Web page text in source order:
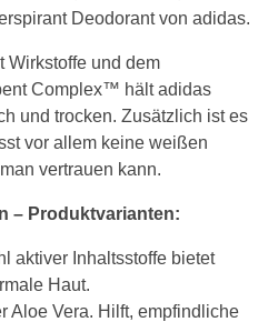
Deodorant von adidas.
Wirkstoffe und dem
Complex™ hält adidas
und trocken. Zusätzlich ist es
vor allem keine weißen
vertrauen kann.
– Produktvarianten:
aktiver Inhaltsstoffe bietet
Haut.
Aloe Vera. Hilft, empfindliche